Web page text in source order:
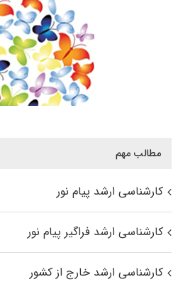
مطالب مهم
کارشناسی ارشد پیام نور
کارشناسی ارشد فراگیر پیام نور
کارشناسی ارشد خارج از کشور